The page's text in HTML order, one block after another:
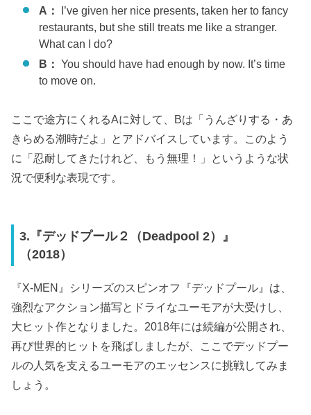
A：
I’ve given her nice presents, taken her to fancy
restaurants, but she still treats me like a stranger.
What can I do?
B： You should have had enough by now. It’s time
to move on.
ここで途方にくれるAに対して、Bは「うんざりする・あ
きらめる潮時だよ」とアドバイスしています。このよう
に「忍耐してきたけれど、もう無理！」というような状
況で便利な表現です。
3.『デッドプール２（Deadpool 2）』
（2018）
『X-MEN』シリーズのスピンオフ『デッドプール』は、
強烈なアクション描写とドライなユーモアが大受けし、
大ヒット作となりました。2018年には続編が公開され、
再び世界的ヒットを飛ばしましたが、ここでデッドプー
ルの人気を支えるユーモアのエッセンスに挑戦してみま
しょう。